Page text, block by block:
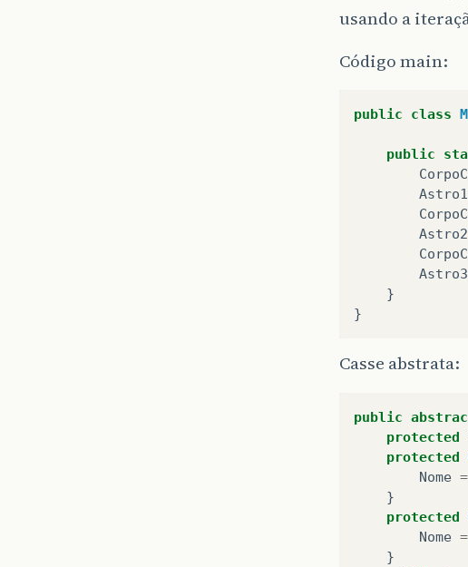
usando a
Código main:
public class
public
Astro1
Astro2
Astro3
}
}
Casse abstrata:
public
protected
protected
Nome =
}
protected
Nome =
}